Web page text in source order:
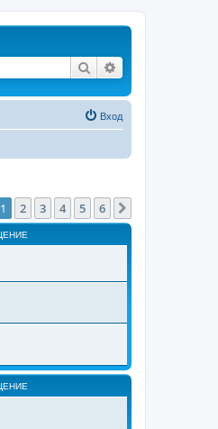
Поиск
Вход
1 2 3 4 5 6